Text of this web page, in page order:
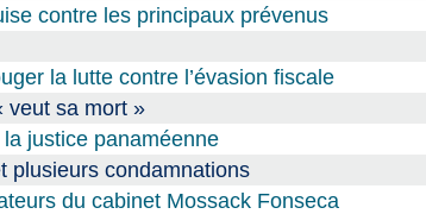
contre les principaux prévenus
la lutte contre l’évasion fiscale
veut sa mort »
justice panaméenne
plusieurs condamnations
du cabinet Mossack Fonseca